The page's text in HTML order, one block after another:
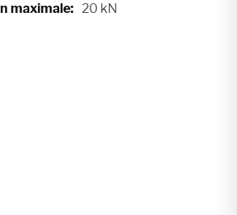
20 kN